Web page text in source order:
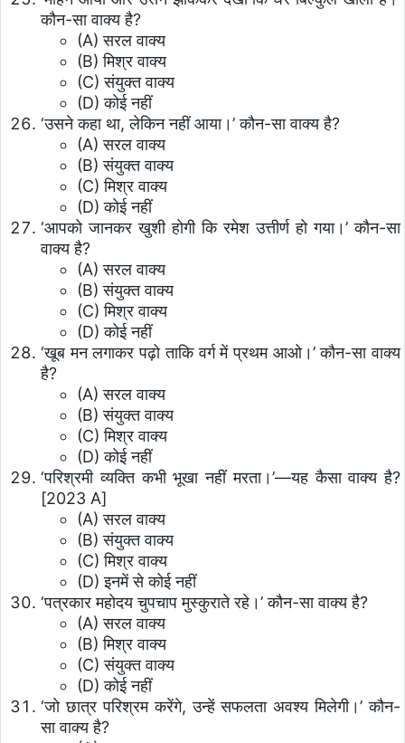
कौन-सा वाक्य है?
(A) सरल वाक्य
(B) मिश्र वाक्य
(C) संयुक्त वाक्य
(D) कोई नहीं
‘उसने कहा था, लेकिन नहीं आया।’ कौन-सा वाक्य है?
(A) सरल वाक्य
(B) संयुक्त वाक्य
(C) मिश्र वाक्य
(D) कोई नहीं
‘आपको जानकर खुशी होगी कि रमेश उत्तीर्ण हो गया।’ कौन-सा
वाक्य है?
(A) सरल वाक्य
(B) संयुक्त वाक्य
(C) मिश्र वाक्य
(D) कोई नहीं
‘खूब मन लगाकर पढ़ो ताकि वर्ग में प्रथम आओ।’ कौन-सा वाक्य
है?
(A) सरल वाक्य
(B) संयुक्त वाक्य
(C) मिश्र वाक्य
(D) कोई नहीं
‘परिश्रमी व्यक्ति कभी भूखा नहीं मरता।’—यह कैसा वाक्य है?
[2023 A]
(A) सरल वाक्य
(B) संयुक्त वाक्य
(C) मिश्र वाक्य
(D) इनमें से कोई नहीं
‘पत्रकार महोदय चुपचाप मुस्कुराते रहे।’ कौन-सा वाक्य है?
(A) सरल वाक्य
(B) मिश्र वाक्य
(C) संयुक्त वाक्य
(D) कोई नहीं
‘जो छात्र परिश्रम करेंगे, उन्हें सफलता अवश्य मिलेगी।’ कौन-
सा वाक्य है?